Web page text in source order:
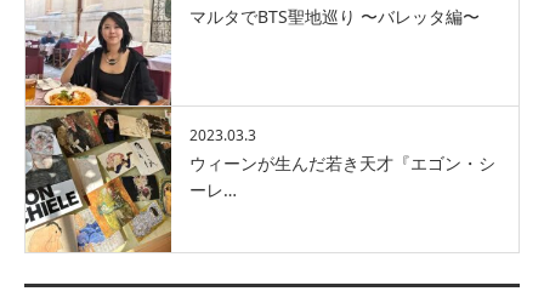
マルタでBTS聖地巡り 〜バレッタ編〜
2023.03.3
ウィーンが生んだ若き天才『エゴン・シ
ーレ…